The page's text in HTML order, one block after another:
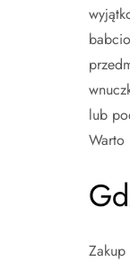
lub
Warto